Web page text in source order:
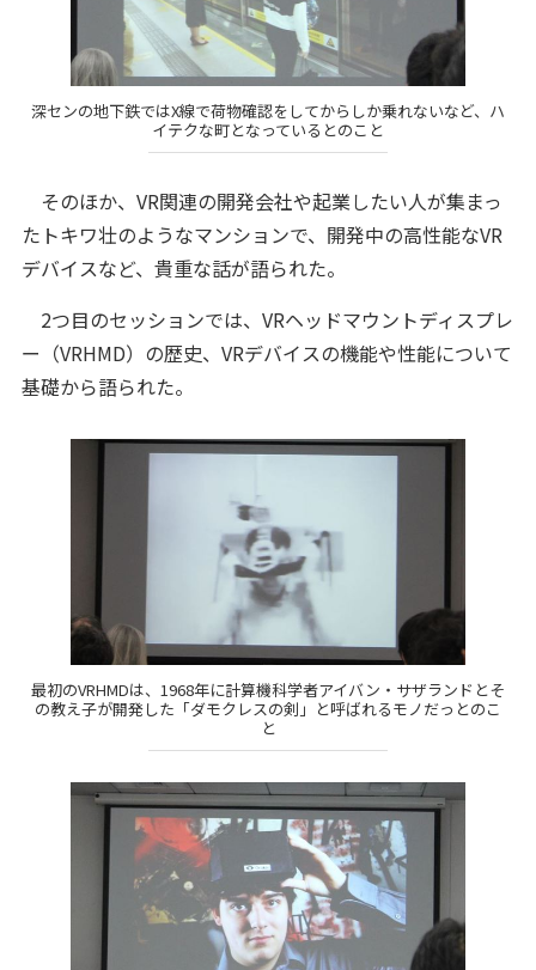
深センの地下鉄ではX線で荷物確認をしてからしか乗れないなど、ハ
イテクな町となっているとのこと
そのほか、VR関連の開発会社や起業したい人が集まっ
たトキワ壮のようなマンションで、開発中の高性能なVR
デバイスなど、貴重な話が語られた。
2つ目のセッションでは、VRヘッドマウントディスプレ
ー（VRHMD）の歴史、VRデバイスの機能や性能について
基礎から語られた。
最初のVRHMDは、1968年に計算機科学者アイバン・サザランドとそ
の教え子が開発した「ダモクレスの剣」と呼ばれるモノだっとのこ
と